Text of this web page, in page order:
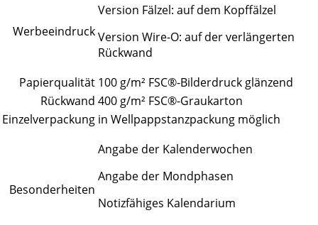
Werbeeindruck
Version Fälzel: auf dem Kopffälzel
Version Wire-O: auf der verlängerten
Rückwand
Papierqualität 100 g/m² FSC®-Bilderdruck glänzend
Rückwand 400 g/m² FSC®-Graukarton
Einzelverpackung in Wellpappstanzpackung möglich
Besonderheiten
Angabe der Kalenderwochen
Angabe der Mondphasen
Notizfähiges Kalendarium